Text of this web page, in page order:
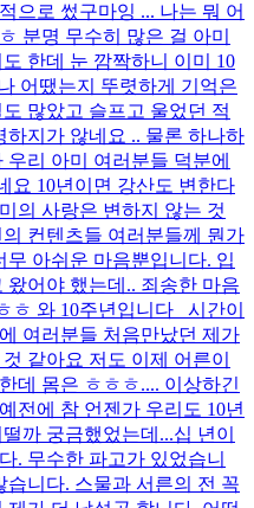
으로 썼구마잉 ... 나는 뭐 어
분명 무수히 많은 걸 아미
한데 눈 깜짝하니 이미 10
어땠는지 뚜렷하게 기억은
많았고 슬프고 울었던 적
하지가 않네요 .. 물론 하나하
리 아미 여러분들 덕분에
요 10년이면 강산도 변한다
의 사랑은 변하지 않는 것
컨텐츠들 여러분들께 뭔가
아쉬운 마음뿐입니다. 입
어야 했는데.. 죄송한 마음
ㅎ 와 10주년입니다 시간이
여러분들 처음만났던 제가
같아요 저도 이제 어른이
데 몸은 ㅎㅎㅎ.... 이상하긴
전에 참 언젠가 우리도 10년
까 궁금했었는데...십 년이
. 무수한 파고가 있었습니
니다. 스물과 서른의 전 꼭